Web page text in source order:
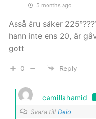
5 months ago
Asså äru säker
hann inte ens 20, är
gott
0 Reply
camillahamid
Svara till Deio